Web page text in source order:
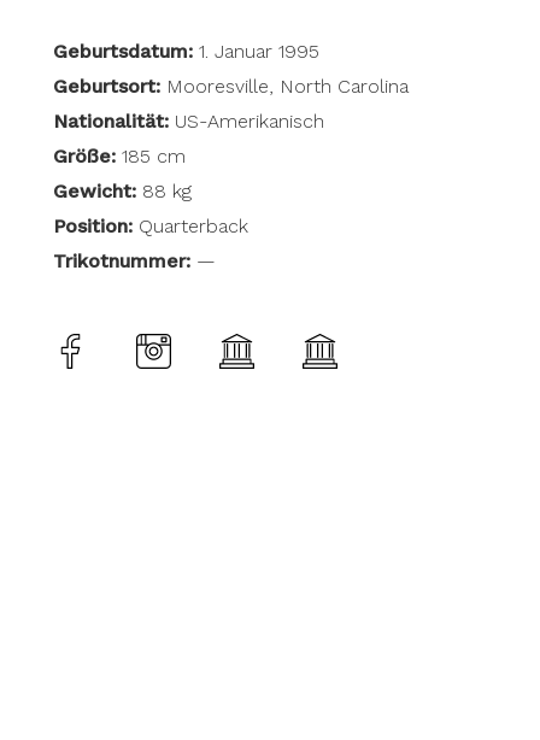
Geburtsdatum: 1. Januar 1995
Geburtsort:Mooresville, North Carolina
Nationalität: US-Amerikanisch
Größe:185 cm
Gewicht:88 kg
Position: Quarterback
Trikotnummer:—